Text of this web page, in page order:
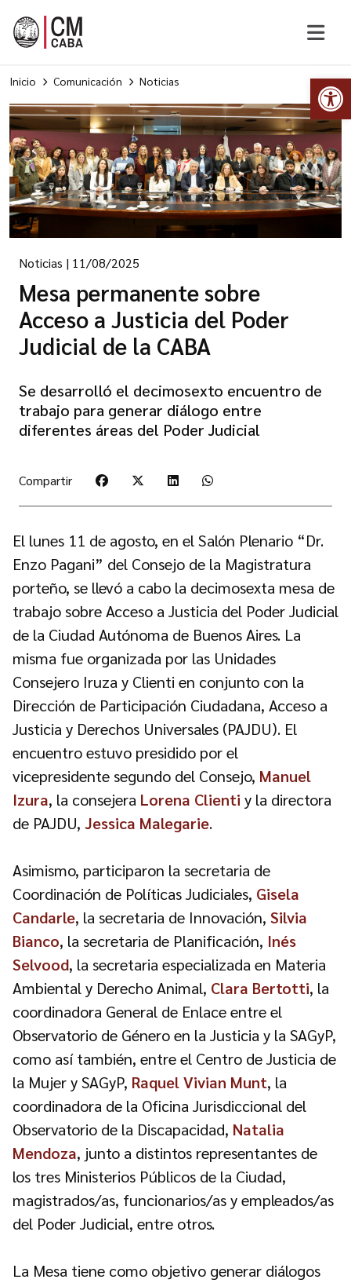
Inicio Comunicación Noticias
Noticias | 11/08/2025
Mesa permanente sobre
Acceso a Justicia del Poder
Judicial de la CABA
Se desarrolló el decimosexto encuentro de
trabajo para generar diálogo entre
diferentes áreas del Poder Judicial
Compartir
El lunes 11 de agosto, en el Salón Plenario “Dr.
Enzo Pagani” del Consejo de la Magistratura
porteño, se llevó a cabo la decimosexta mesa de
trabajo sobre Acceso a Justicia del Poder Judicial
de la Ciudad Autónoma de Buenos Aires. La
misma fue organizada por las Unidades
Consejero Iruza y Clienti en conjunto con la
Dirección de Participación Ciudadana, Acceso a
Justicia y Derechos Universales (PAJDU). El
encuentro estuvo presidido por el
vicepresidente segundo del Consejo, Manuel
Izura, la consejera Lorena Clienti y la directora
de PAJDU, Jessica Malegarie.
Asimismo, participaron la secretaria de
Coordinación de Políticas Judiciales, Gisela
Candarle, la secretaria de Innovación, Silvia
Bianco, la secretaria de Planificación, Inés
Selvood, la secretaria especializada en Materia
Ambiental y Derecho Animal, Clara Bertotti, la
coordinadora General de Enlace entre el
Observatorio de Género en la Justicia y la SAGyP,
como así también, entre el Centro de Justicia de
la Mujer y SAGyP, Raquel Vivian Munt, la
coordinadora de la Oficina Jurisdiccional del
Observatorio de la Discapacidad, Natalia
Mendoza, junto a distintos representantes de
los tres Ministerios Públicos de la Ciudad,
magistrados/as, funcionarios/as y empleados/as
del Poder Judicial, entre otros.
La Mesa tiene como objetivo generar diálogos